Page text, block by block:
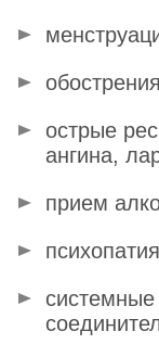
острые
ангина,
прием
психопатия
системные